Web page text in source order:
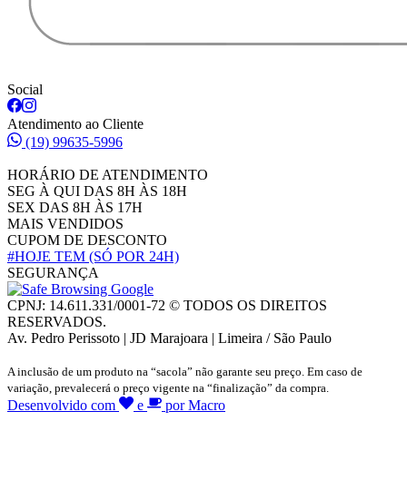
Social
Atendimento ao Cliente
(19) 99635-5996
HORÁRIO DE ATENDIMENTO
SEG À QUI DAS 8H ÀS 18H
SEX DAS 8H ÀS 17H
MAIS VENDIDOS
CUPOM DE DESCONTO
#HOJE TEM (SÓ POR 24H)
SEGURANÇA
CPNJ: 14.611.331/0001-72 © TODOS OS DIREITOS
RESERVADOS.
Av. Pedro Perissoto | JD Marajoara | Limeira / São Paulo
A inclusão de um produto na “sacola” não garante seu preço. Em caso de
variação, prevalecerá o preço vigente na “finalização” da compra.
Desenvolvido com e por Macro